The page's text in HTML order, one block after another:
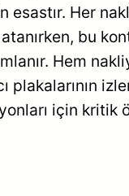
esastır. Her
bu
Hem
plakalarının
için kritik